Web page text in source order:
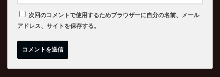
次回のコメントで使用するためブラウザーに自分の名前、メール
アドレス、サイトを保存する。